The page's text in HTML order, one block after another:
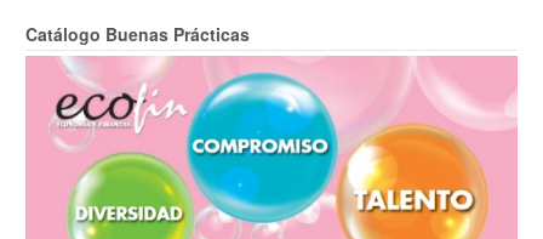
Catálogo Buenas Prácticas